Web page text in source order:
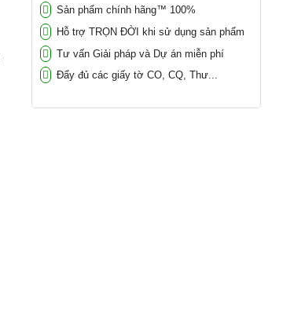
Sản phẩm chính hãng™ 100%
Hỗ trợ TRỌN ĐỜI khi sử dụng sản phẩm
Tư vấn Giải pháp và Dự án miễn phí
Đẩy đủ các giấy tờ CO, CQ, Thư...